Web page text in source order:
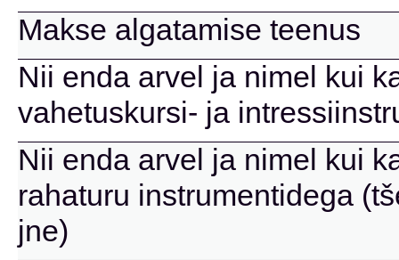
Makse algatamise teenus
Nii enda arvel ja nimel kui
vahetuskursi- ja
Nii enda arvel ja nimel kui
rahaturu instrumentidega
jne)